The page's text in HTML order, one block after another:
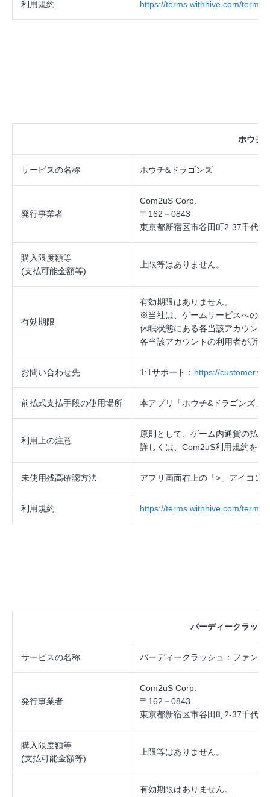
利用規約 https://terms.withhive.com/terms/
ホウチ
サービスの名称 ホウチ& ドラゴンズ
発行事業者
Com2uS Corp.
〒162－0843
東京都新宿区市谷田町2‐37千代田
購入限度額等
(支払可能金額等)
上限等はありません。
有効期限
有効期限はありません。
※当社は、ゲームサービスへのロ
休眠状態にある各当該アカウン
各当該アカウントの利用者が所
お問い合わせ先 1:1サポート： https://
前払式支払手段の使用場所 本アプリ「ホウチ& ドラゴンズ」
利用上の注意
原則として、ゲーム内通貨の払
詳しくは、 Com2uS利用規約をご
未使用残高確認方法 アプリ画面右上の「> 」アイコン
利用規約 https://terms.withhive.com/terms/
バーディークラッシ
サービスの名称 バーディークラッシュ：ファンタ
発行事業者
Com2uS Corp.
〒162－0843
東京都新宿区市谷田町2‐37千代田
購入限度額等
(支払可能金額等)
上限等はありません。
有効期限はありません。